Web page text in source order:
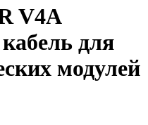
V4A
для
модулей